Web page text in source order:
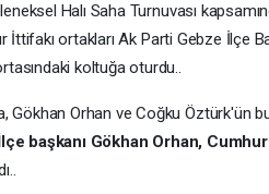
Halı Saha Turnuvası
İttifakı ortakları Ak Parti Gebze İlçe
koltuğa oturdu..
Gökhan Orhan ve Coğku Öztürk'ün
başkanı Gökhan Orhan,